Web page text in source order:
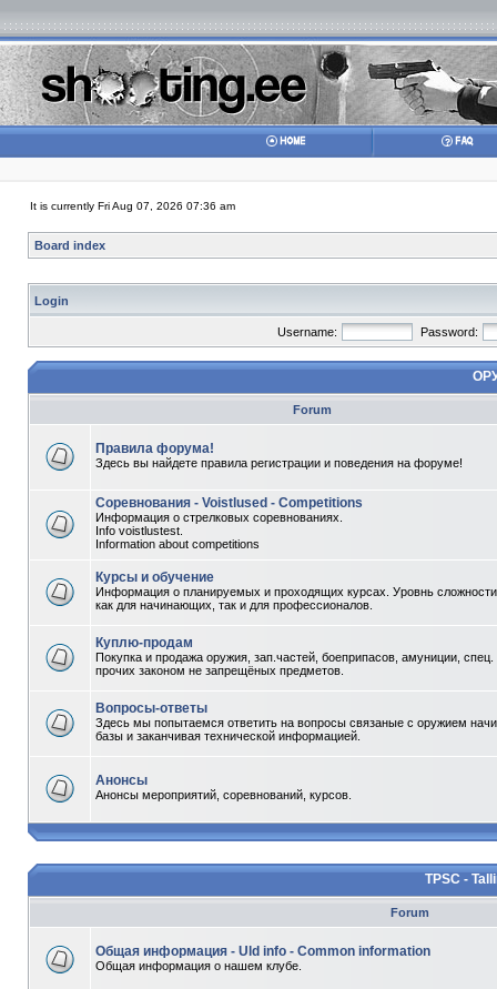
It is currently Fri Aug 07, 2026 07:36 am
Board index
Login
Username: Password:
Forum
Правила форума!
Здесь вы найдете правила регистрации и поведения на форуме!
Соревнования - Voistlused - Competitions
Информация о стрелковых соревнованиях.
Info voistlustest.
Information about competitions
Курсы и обучение
Информация о планируемых и проходящих курсах. Уровнь
как для начинающих, так и для профессионалов.
Куплю-продам
Покупка и продажа оружия, зап.частей, боеприпасов, амуниции, спец.
прочих законом не запрещёных предметов.
Вопросы-ответы
Здесь мы попытаемся ответить на вопросы связаные с оружием
базы и заканчивая технической информацией.
Анонсы
Анонсы мероприятий, соревнований, курсов.
TPSC -
Forum
Общая информация - Uld info - Common information
Общая информация о нашем клубе.